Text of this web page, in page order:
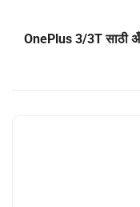
OnePlus 3/3T साठी